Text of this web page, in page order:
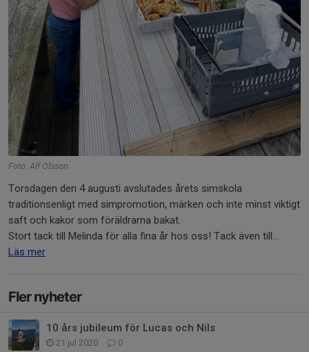
Foto: Alf Olsson
Torsdagen den 4 augusti avslutades årets simskola
traditionsenligt med simpromotion, märken och inte minst viktigt
saft och kakor som föräldrarna bakat.
Stort tack till Melinda för alla fina år hos oss! Tack även till...
Läs mer
Fler nyheter
10 års jubileum för Lucas och Nils
21 jul 2020 0